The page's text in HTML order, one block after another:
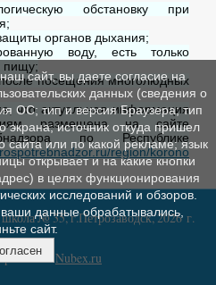
обстановку при
органов дыхания;
воду, есть только
пищу;
посещения многолюдных
что актуальная информация
размещена на сайте
по Республике
region/korono
№ 35, г.Петрозаводск, 2026 г.
сайтов Nubex.ru
сайт, вы даете согласие на
данных (сведения о
ОС; тип и версия Браузера; тип
экрана; источник откуда пришел
сайта или по какой рекламе; язык
открывает и на какие кнопки
в целях функционирования
исследований и обзоров.
данные обрабатывались,
сайт.